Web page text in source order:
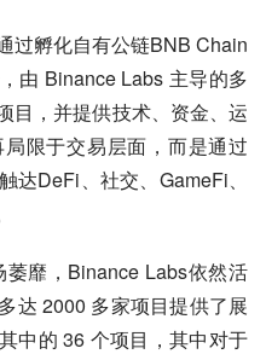
过孵化自有公链BNB Chain
由 Binance Labs 主导的多
目，并提供技术、资金、运
限于交易层面，而是通过
达DeFi、社交、GameFi、
靡，Binance Labs依然活
达 2000 多家项目提供了展
中的 36 个项目，其中对于